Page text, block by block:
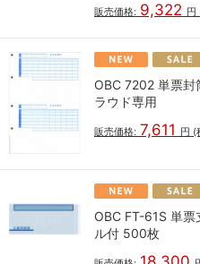
販売価格: 9,322 円
OBC 7202 単票
ラウド専用
販売価格: 7,611 円 (
OBC FT-61S 単
ル付 500枚